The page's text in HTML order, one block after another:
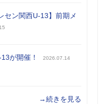
セン関西U-13】前期メ
が開催！ 2026.07.14
→続きを見る